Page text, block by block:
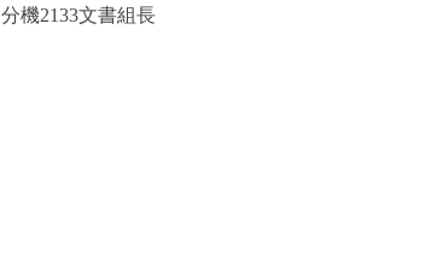
分機2133文書組長